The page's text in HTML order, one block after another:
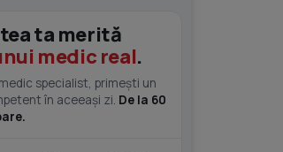
ta merită
medic real.
specialist, primești un
în aceeași zi. De la 60